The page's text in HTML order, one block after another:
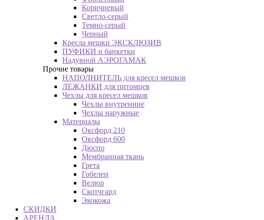
Коричневый
Светло-серый
Темно-серый
Черный
Кресла мешки ЭКСКЛЮЗИВ
ПУФИКИ и банкетки
Надувной АЭРОГАМАК
Прочие товары
НАПОЛНИТЕЛЬ для кресел мешков
ЛЕЖАНКИ для питомцев
Чехлы для кресел мешков
Чехлы внутренние
Чехлы наружные
Материалы
Оксфорд 210
Оксфорд 600
Дюспо
Мембранная ткань
Грета
Гобелен
Велюр
Скотчгард
Экокожа
СКИДКИ
АРЕНДА